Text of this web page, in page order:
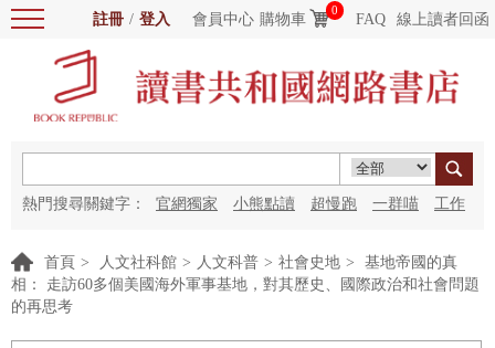
註冊 / 登入 會員中心 購物車
0
FAQ 線上讀者回函
熱門搜尋關鍵字： 官網獨家 小熊點讀 超慢跑 一群喵 工作
首頁 > 人文社科館 > 人文科普 > 社會史地 >
基地帝國的真
相： 走訪60多個美國海外軍事基地，對其歷史、國際政治和社會問題
的再思考